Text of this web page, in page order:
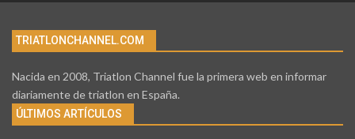
TRIATLONCHANNEL.COM
Nacida en 2008, Triatlon Channel fue la primera web en informar
diariamente de triatlon en España.
ÚLTIMOS ARTÍCULOS